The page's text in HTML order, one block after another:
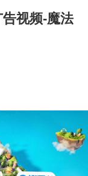
视频-魔法